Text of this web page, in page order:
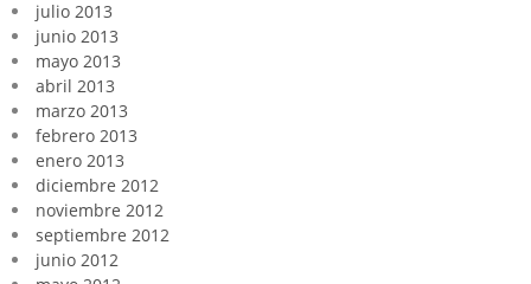
julio 2013
junio 2013
mayo 2013
abril 2013
marzo 2013
febrero 2013
enero 2013
diciembre 2012
noviembre 2012
septiembre 2012
junio 2012